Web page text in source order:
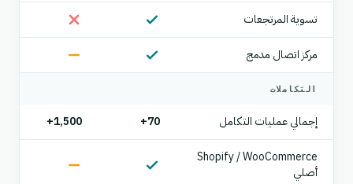
تسوية المرتجعات
مركز اتصال مدمج
التكاملات
إجمالي عمليات التكامل 70+
1,500+
Shopify / WooCommerce
أصلي